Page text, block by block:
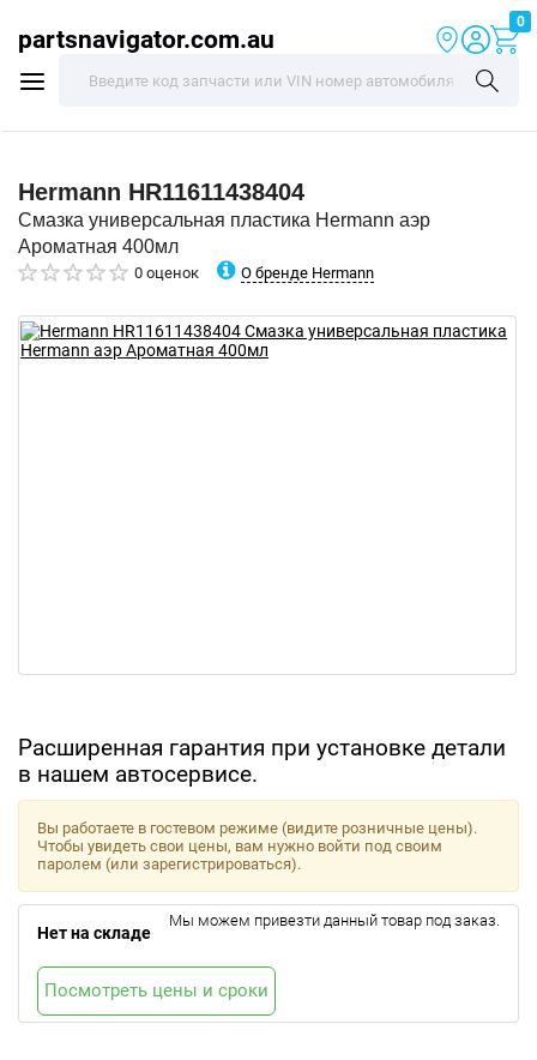
partsnavigator.com.au
0
Hermann HR11611438404
Смазка универсальная пластика Hermann аэр
Ароматная 400мл
0 оценок О бренде Hermann
Расширенная гарантия при установке детали
в нашем автосервисе.
Вы работаете в гостевом режиме (видите розничные цены).
Чтобы увидеть свои цены, вам нужно войти под своим
паролем (или зарегистрироваться).
Нет на складе
Мы можем привезти данный товар под заказ.
Посмотреть цены и сроки